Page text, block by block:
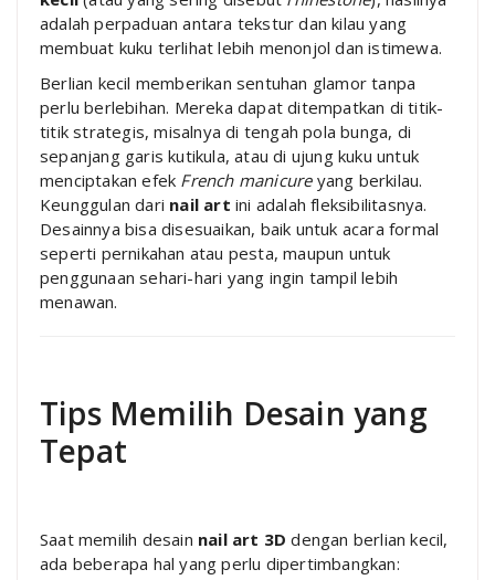
adalah perpaduan antara tekstur dan kilau yang
membuat kuku terlihat lebih menonjol dan istimewa.
Berlian kecil memberikan sentuhan glamor tanpa
perlu berlebihan. Mereka dapat ditempatkan di titik-
titik strategis, misalnya di tengah pola bunga, di
sepanjang garis kutikula, atau di ujung kuku untuk
menciptakan efek French manicureyang berkilau.
Keunggulan dari nail art ini adalah fleksibilitasnya.
Desainnya bisa disesuaikan, baik untuk acara formal
seperti pernikahan atau pesta, maupun untuk
penggunaan sehari-hari yang ingin tampil lebih
menawan.
Tips Memilih Desain yang
Tepat
Saat memilih desain nail art 3D dengan berlian kecil,
ada beberapa hal yang perlu dipertimbangkan: